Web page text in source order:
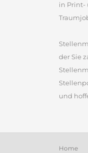
in Print-
der Sie
und
Home